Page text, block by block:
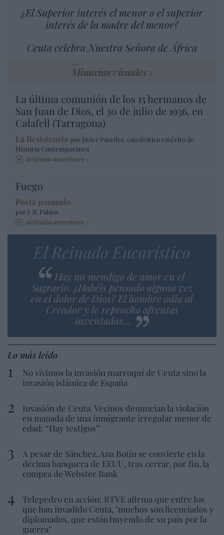
¿El Superior interés el menor o el superior
interés de la madre del menor?
Ceuta celebra Nuestra Señora de África
Minucias visuales
La última comunión de los 15 hermanos de
San Juan de Dios, el 30 de julio de 1936, en
Calafell (Tarragona)
La Resistencia por Javier Paredes, catedrático emérito de
Historia Contemporánea
Artículos anteriores
Fuego
Poeta pasmado
por J. R. Pablos
Artículos anteriores
El Reinado Eucarístico
Hay un mendigo de amor en el
Sagrario. ¿Habéis pensado alguna vez
en el dolor de Dios? El hombre odia al
Creador y le reprocha afrentas
inventadas…
Lo más leído
No vivimos la invasión marroquí de Ceuta sino la
invasión islámica de España
Invasión de Ceuta. Vecinos denuncian la violación
en manada de una inmigrante irregular menor de
edad: “Hay testigos”
A pesar de Sánchez, Ana Botín se convierte en la
décima banquera de EEUU, tras cerrar, por fin, la
compra de Webster Bank
Telepedro en acción: RTVE afirma que entre los
que han invadido Ceuta, "muchos son licenciados y
diplomados, que están huyendo de su país por la
guerra"